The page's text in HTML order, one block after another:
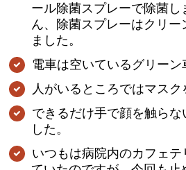
ール除菌スプレーで除菌し
ん、除菌スプレーはクリー
ました。
電車は空いているグリーン
人がいるところではマスク
できるだけ手で顔を触らな
した。
いつもは病院内のカフェテ